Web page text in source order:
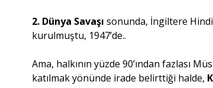
2. Dünya Savaşı sonunda, İngiltere
kurulmuştu, 1947’de..
Ama, halkının yüzde 90’ından fazlası
katılmak yönünde irade belirttiği halde,